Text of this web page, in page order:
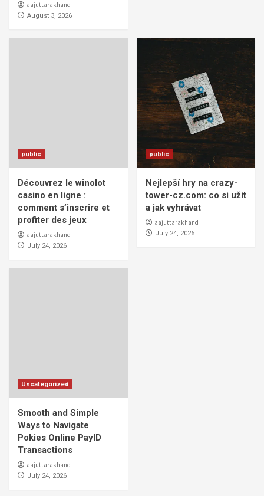
aajuttarakhand
August 3, 2026
public
Découvrez le winolot
casino en ligne :
comment s’inscrire et
profiter des jeux
aajuttarakhand
July 24, 2026
public
Nejlepší hry na crazy-
tower-cz.com: co si užít
a jak vyhrávat
aajuttarakhand
July 24, 2026
Uncategorized
Smooth and Simple
Ways to Navigate
Pokies Online PayID
Transactions
aajuttarakhand
July 24, 2026